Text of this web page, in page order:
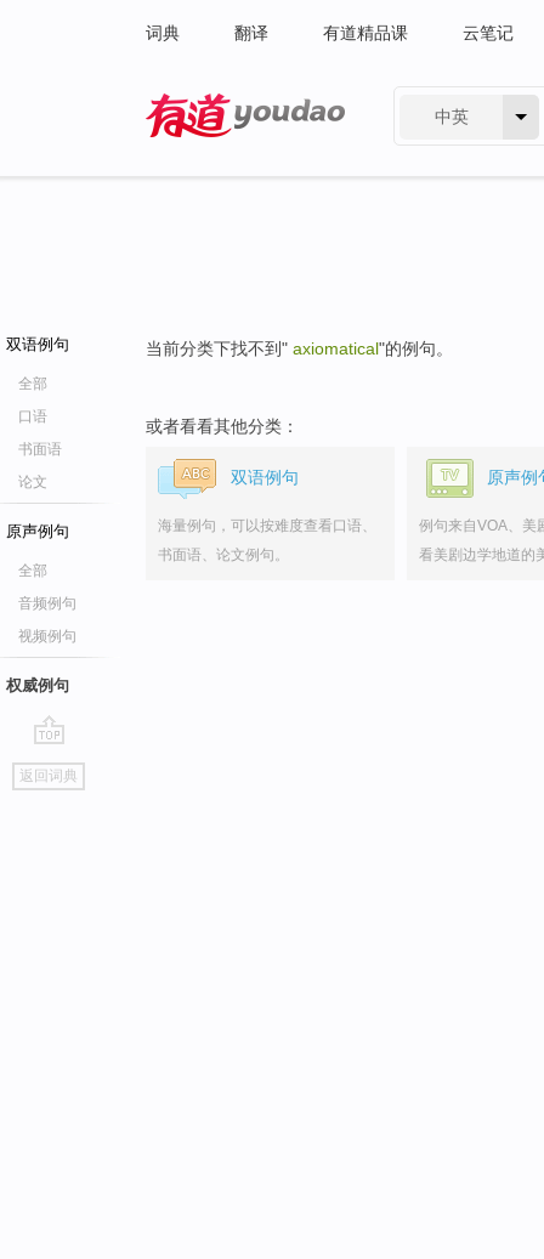
词典 翻译 有道精品课 云笔记
中英
双语例句
全部
口语
书面语
论文
原声例句
全部
音频例句
视频例句
权威例句
go
top
返回词典
当前分类下找不到" axiomatical"的例句。
或者看看其他分类：
双语例句
海量例句，可以按难度查看口语、
书面语、论文例句。
原声例
例句来自VOA、美
看美剧边学地道的